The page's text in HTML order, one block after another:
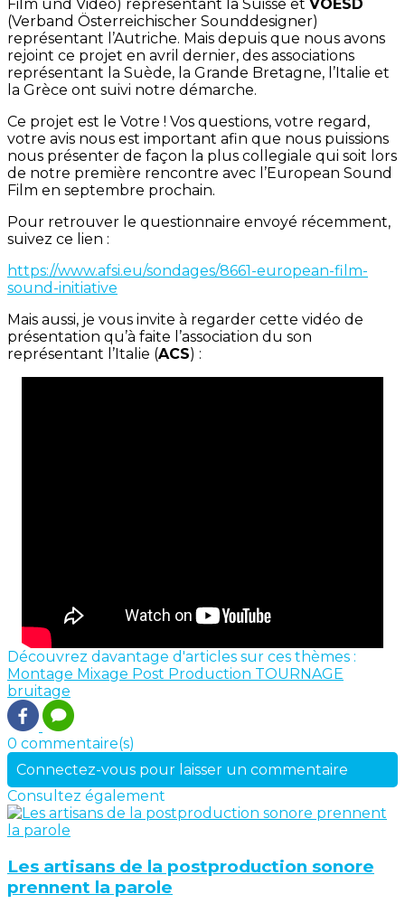
Film und Video) représentant la Suisse et VOESD
(Verband Österreichischer Sounddesigner)
représentant l’Autriche. Mais depuis que nous avons
rejoint ce projet en avril dernier, des associations
représentant la Suède, la Grande Bretagne, l’Italie et
la Grèce ont suivi notre démarche.
Ce projet est le Votre ! Vos questions, votre regard,
votre avis nous est important afin que nous puissions
nous présenter de façon la plus collegiale qui soit lors
de notre première rencontre avec l’European Sound
Film en septembre prochain.
Pour retrouver le questionnaire envoyé récemment,
suivez ce lien :
https://www.afsi.eu/sondages/8661-european-film-
sound-initiative
Mais aussi, je vous invite à regarder cette vidéo de
présentation qu’à faite l’association du son
représentant l’Italie (ACS) :
Découvrez davantage d'articles sur ces thèmes :
Montage Mixage Post Production TOURNAGE
bruitage
0 commentaire(s)
Connectez-vous pour laisser un commentaire
Consultez également
Les artisans de la postproduction sonore
prennent la parole